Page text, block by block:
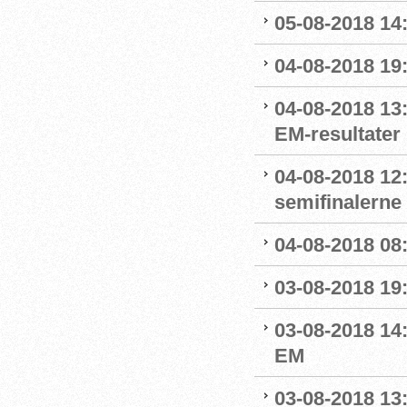
05-08-2018
04-08-2018
04-08-2018
EM-resultater
04-08-2018
semifinalerne
04-08-2018
03-08-2018
03-08-2018
EM
03-08-2018